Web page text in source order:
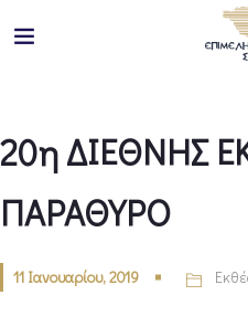
20η ΔΙΕΘΝΗΣ
ΠΑΡΑΘΥΡΟ
11 Ιανουαρίου, 2019